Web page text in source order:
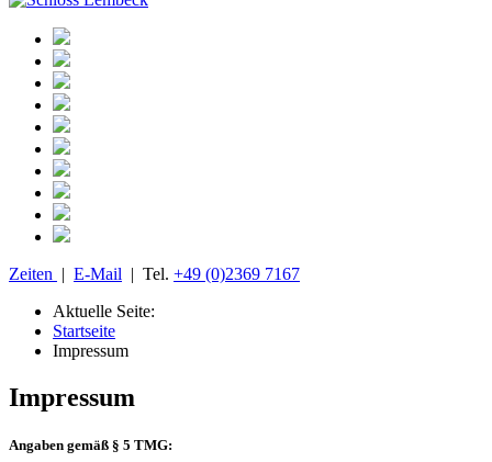
Zeiten | E-Mail | Tel. +49 (0)2369 7167
Aktuelle Seite:
Startseite
Impressum
Impressum
Angaben gemäß § 5 TMG: